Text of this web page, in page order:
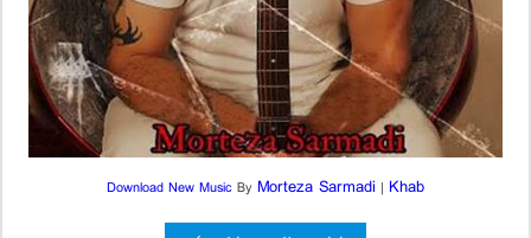
Download New MusicBy Morteza Sarmadi | Khab